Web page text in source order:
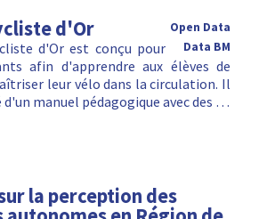
d'Or
Open Data
Data BM
d'Or est conçu pour
afin d'apprendre aux élèves de
leur vélo dans la circulation. Il
manuel pédagogique avec des …
la perception des